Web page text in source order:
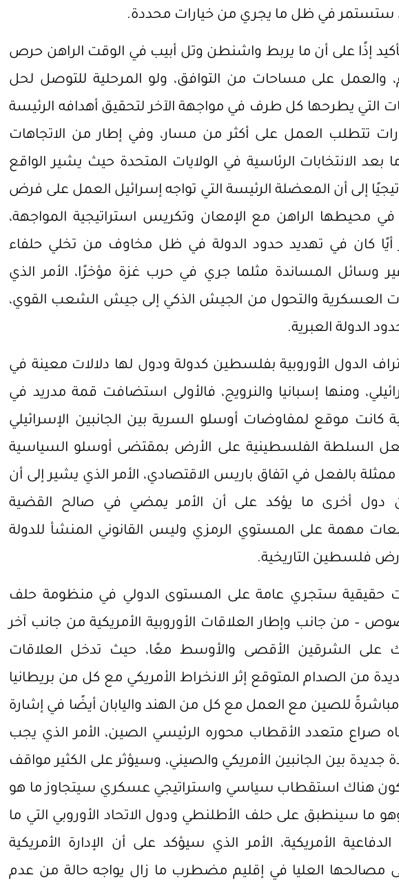
ستستمر في ظل ما يجري من خيارات محددة.
إذًا على أن ما يربط واشنطن وتل أبيب في الوقت الراهن حرص
على مساحات من التوافق، ولو المرحلية للتوصل لحل
التي يطرحها كل طرف في مواجهة الآخر لتحقيق أهدافه الرئيسة
تتطلب العمل على أكثر من مسار، وفي إطار من الاتجاهات
بعد الانتخابات الرئاسية في الولايات المتحدة حيث يشير الواقع
إلى أن المعضلة الرئيسة التي تواجه إسرائيل العمل على فرض
في محيطها الراهن مع الإمعان وتكريس استراتيجية المواجهة،
أيًا كان في تهديد حدود الدولة في ظل مخاوف من تخلي حلفاء
وسائل المساندة مثلما جري في حرب غزة مؤخرًا، الأمر الذي
العسكرية والتحول من الجيش الذكي إلى جيش الشعب القوي،
الدولة العبرية.
الدول الأوروبية بفلسطين كدولة ودول لها دلالات معينة في
ومنها إسبانيا والنرويج، فالأولى استضافت قمة مدريد في
كانت موقع لمفاوضات أوسلو السرية بين الجانبين الإسرائيلي
السلطة الفلسطينية على الأرض بمقتضى أوسلو السياسية
بالفعل في اتفاق باريس الاقتصادي، الأمر الذي يشير إلى أن
من دول أخرى ما يؤكد على أن الأمر يمضي في صالح القضية
مهمة على المستوي الرمزي وليس القانوني المنشأ للدولة
فلسطين التاريخية.
حقيقية ستجري عامة على المستوى الدولي في منظومة حلف
– من جانب وإطار العلاقات الأوروبية الأمريكية من جانب آخر
على الشرقين الأقصى والأوسط معًا، حيث تدخل العلاقات
من الصدام المتوقع إثر الانخراط الأمريكي مع كل من بريطانيا
للصين مع العمل مع كل من الهند واليابان أيضًا في إشارة
صراع متعدد الأقطاب محوره الرئيسي الصين، الأمر الذي يجب
جديدة بين الجانبين الأمريكي والصيني، وسيؤثر على الكثير مواقف
سيكون هناك استقطاب سياسي واستراتيجي عسكري سيتجاوز ما هو
ما سينطبق على حلف الأطلنطي ودول الاتحاد الأوروبي التي ما
الأمريكية، الأمر الذي سيؤكد على أن الإدارة الأمريكية
مصالحها العليا في إقليم مضطرب ما زال يواجه حالة من عدم